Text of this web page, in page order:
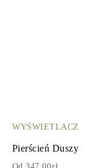
WYŚWIETLACZ
Pierścień Duszy
Od 347.00zł